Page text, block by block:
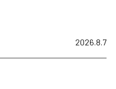
2026.8.7